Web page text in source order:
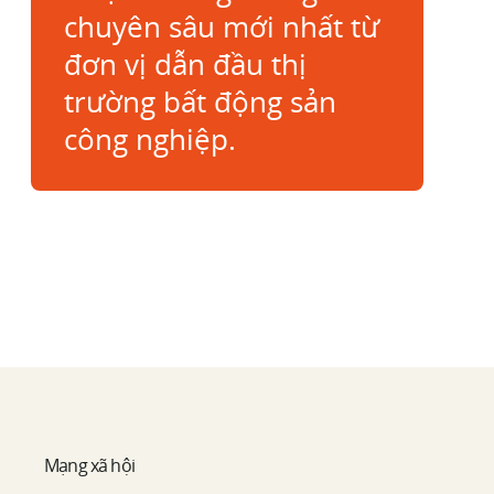
chuyên sâu mới nhất từ
đơn vị dẫn đầu thị
trường bất động sản
công nghiệp.
Mạng xã hội